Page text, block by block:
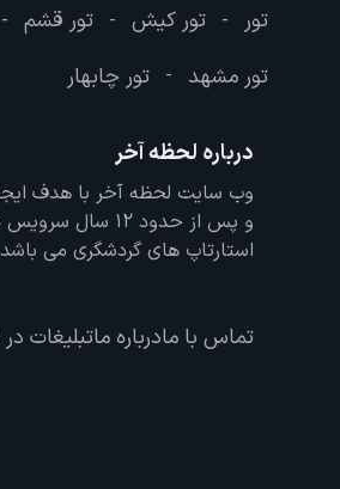
تور - تور کیش - تور قشم -
تور مشهد - تور چابهار
درباره لحظه آخر
و پس از حدود
استارتاپ های گردشگری می
تماس با مادرباره ماتبلیغات